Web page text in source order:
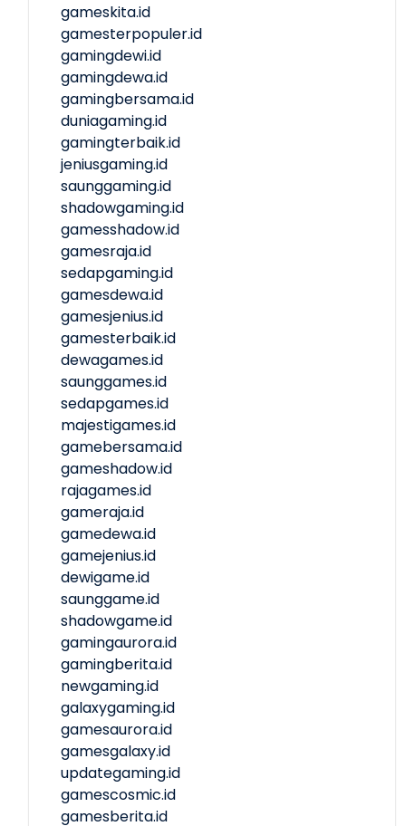
gameskita.id
gamesterpopuler.id
gamingdewi.id
gamingdewa.id
gamingbersama.id
duniagaming.id
gamingterbaik.id
jeniusgaming.id
saunggaming.id
shadowgaming.id
gamesshadow.id
gamesraja.id
sedapgaming.id
gamesdewa.id
gamesjenius.id
gamesterbaik.id
dewagames.id
saunggames.id
sedapgames.id
majestigames.id
gamebersama.id
gameshadow.id
rajagames.id
gameraja.id
gamedewa.id
gamejenius.id
dewigame.id
saunggame.id
shadowgame.id
gamingaurora.id
gamingberita.id
newgaming.id
galaxygaming.id
gamesaurora.id
gamesgalaxy.id
updategaming.id
gamescosmic.id
gamesberita.id